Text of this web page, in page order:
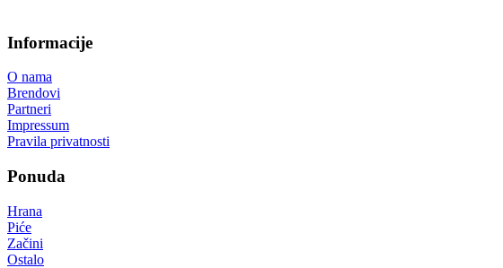
Informacije
O nama
Brendovi
Partneri
Impressum
Pravila privatnosti
Ponuda
Hrana
Piće
Začini
Ostalo